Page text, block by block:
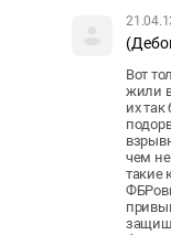
Вот
жили
их
чем
такие